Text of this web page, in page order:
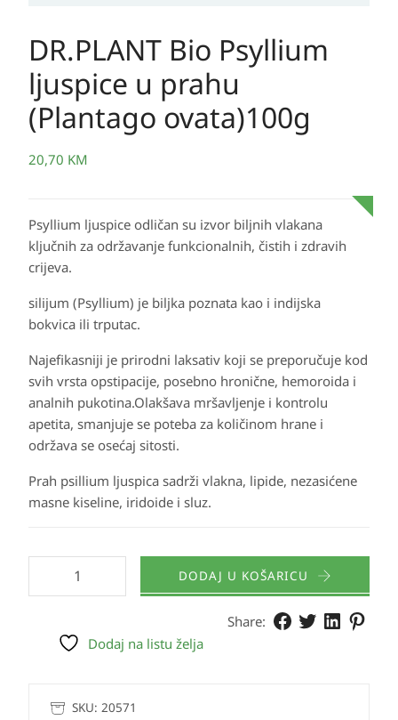
DR.PLANT Bio Psyllium
ljuspice u prahu
(Plantago ovata)100g
20,70 KM
Psyllium ljuspice odličan su izvor biljnih vlakana
ključnih za održavanje funkcionalnih, čistih i zdravih
crijeva.
silijum (Psyllium) je biljka poznata kao i indijska
bokvica ili trputac.
Najefikasniji je prirodni laksativ koji se preporučuje kod
svih vrsta opstipacije, posebno hronične, hemoroida i
analnih pukotina.Olakšava mršavljenje i kontrolu
apetita, smanjuje se poteba za količinom hrane i
održava se osećaj sitosti.
Prah psillium ljuspica sadrži vlakna, lipide, nezasićene
masne kiseline, iridoide i sluz.
DODAJ U KOŠARICU
Share:
Dodaj na listu želja
SKU: 20571